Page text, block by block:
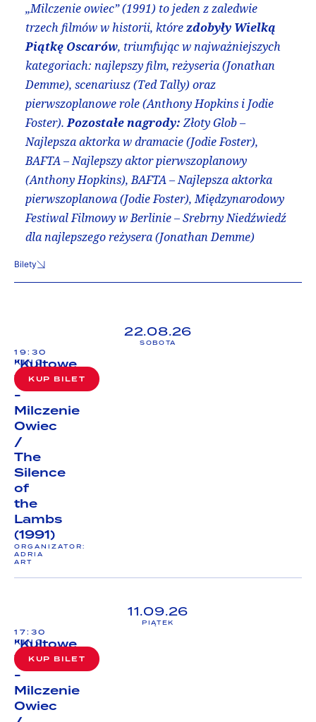
„Milczenie owiec” (1991) to jeden z zaledwie
trzech filmów w historii, którezdobyły Wielką
Piątkę Oscarów, triumfując w najważniejszych
kategoriach: najlepszy film, reżyseria (Jonathan
Demme), scenariusz (Ted Tally) oraz
pierwszoplanowe role (Anthony Hopkins i Jodie
Foster).Pozostałe nagrody:Złoty Glob –
Najlepsza aktorka w dramacie (Jodie Foster),
BAFTA–Najlepszy aktor pierwszoplanowy
(Anthony Hopkins),BAFTA –Najlepsza aktorka
pierwszoplanowa (Jodie Foster),Międzynarodowy
Festiwal Filmowy w Berlinie – Srebrny Niedźwiedź
dla najlepszego reżysera (Jonathan Demme)
Bilety
22.08.26
SOBOTA
19:30
"Kultowe
Wakacje"
-
Milczenie
Owiec
/
The
Silence
of
the
Lambs
(1991)
ORGANIZATOR:
ADRIA
ART
KINO
KUP BILET
11.09.26
PIĄTEK
17:30
"Kultowe
Wakacje"
-
Milczenie
Owiec
KINO
KUP BILET